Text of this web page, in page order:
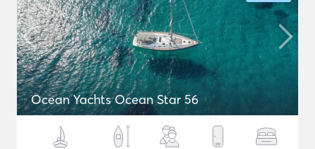
Ocean Yachts Ocean Star 56